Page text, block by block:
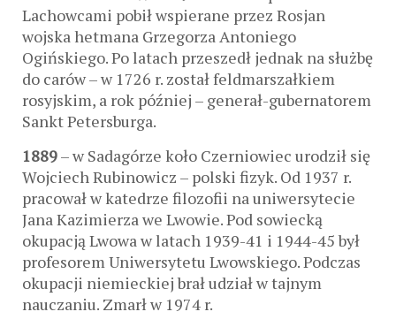
Lachowcami pobił wspierane przez Rosjan
wojska hetmana Grzegorza Antoniego
Ogińskiego. Po latach przeszedł jednak na służbę
do carów – w 1726 r. został feldmarszałkiem
rosyjskim, a rok później – generał-gubernatorem
Sankt Petersburga.
1889– w Sadagórze koło Czerniowiec urodził się
Wojciech Rubinowicz – polski fizyk. Od 1937 r.
pracował w katedrze filozofii na uniwersytecie
Jana Kazimierza we Lwowie. Pod sowiecką
okupacją Lwowa w latach 1939-41 i 1944-45 był
profesorem Uniwersytetu Lwowskiego. Podczas
okupacji niemieckiej brał udział w tajnym
nauczaniu. Zmarł w 1974 r.